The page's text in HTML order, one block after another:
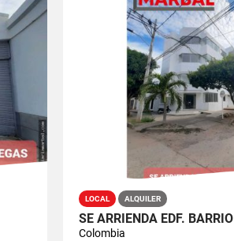
LOCAL ALQUILER
SE ARRIENDA EDF.
Colombia